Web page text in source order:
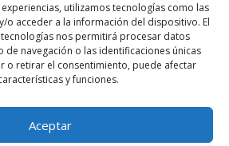
utilizamos tecnologías como las
o acceder a la información del dispositivo. El
nos permitirá procesar datos
navegación o las identificaciones únicas
o retirar el consentimiento, puede afectar
y funciones.
Aceptar
personalizada?
experiencia